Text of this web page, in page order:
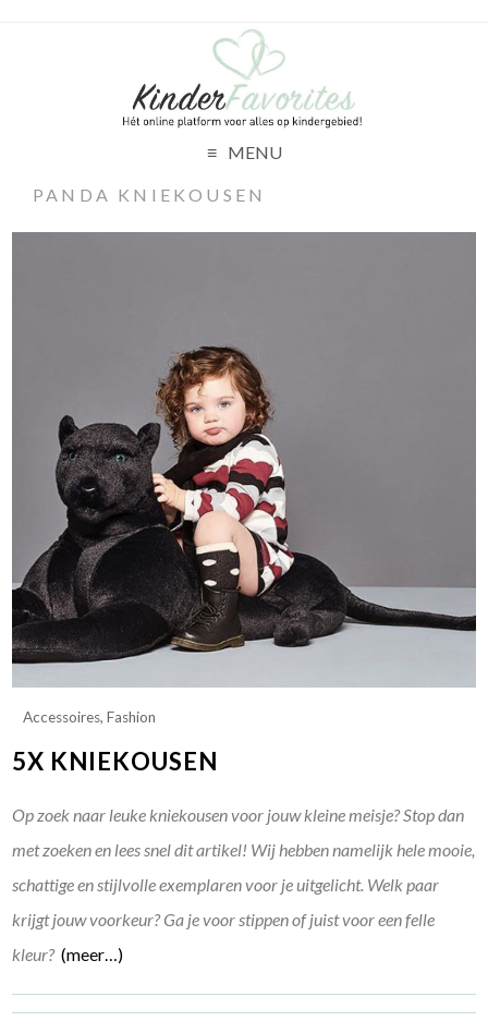
MENU
PANDA KNIEKOUSEN
Accessoires,Fashion
5X KNIEKOUSEN
Op zoek naar leuke kniekousen voor jouw kleine meisje? Stop dan
met zoeken en lees snel dit artikel! Wij hebben namelijk hele mooie,
schattige en stijlvolle exemplaren voor je uitgelicht. Welk paar
krijgt jouw voorkeur? Ga je voor stippen of juist voor een felle
kleur? (meer…)